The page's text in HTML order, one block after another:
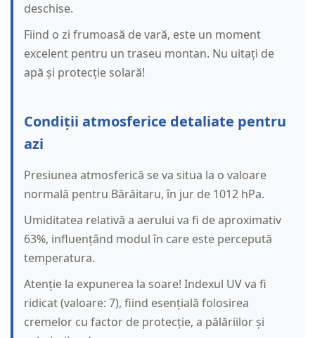
deschise.
Fiind o zi frumoasă de vară, este un moment
excelent pentru un traseu montan. Nu uitați de
apă și protecție solară!
Condiții atmosferice detaliate pentru
azi
Presiunea atmosferică se va situa la o valoare
normală pentru Bărăitaru, în jur de 1012 hPa.
Umiditatea relativă a aerului va fi de aproximativ
63%, influențând modul în care este percepută
temperatura.
Atenție la expunerea la soare! Indexul UV va fi
ridicat (valoare: 7), fiind esențială folosirea
cremelor cu factor de protecție, a pălăriilor și